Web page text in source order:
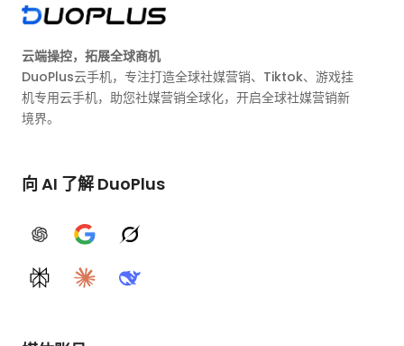
云端操控，拓展全球商机
DuoPlus云手机，专注打造全球社媒营销、Tiktok、游戏挂
机专用云手机，助您社媒营销全球化，开启全球社媒营销新
境界。
向 AI 了解 DuoPlus
ChatGPTGoogle AIGrok
PerplexityClaudeDeepSeek